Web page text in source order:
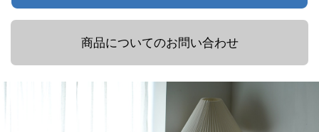
商品についてのお問い合わせ